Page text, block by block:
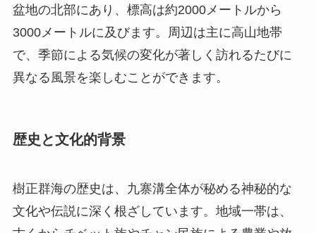
歴史と文化的背景
樹正群海の歴史は、九寨溝全体が秘める神秘的な
牧が営まれていた場所で、それに伴い数多くの伝
に愛される土地であり、湖がその涙から生まれた
という話は訪問者の心を打つものです。